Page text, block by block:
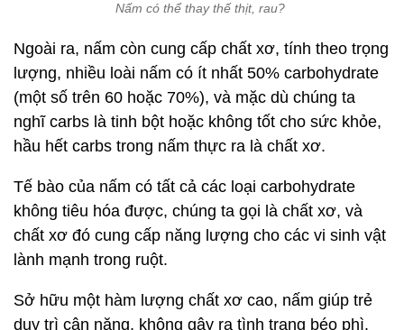
Nấm có thể thay thế thịt, rau?
Ngoài ra, nấm còn cung cấp chất xơ, tính theo trọng
lượng, nhiều loài nấm có ít nhất 50% carbohydrate
(một số trên 60 hoặc 70%), và mặc dù chúng ta
nghĩ carbs là tinh bột hoặc không tốt cho sức khỏe,
hầu hết carbs trong nấm thực ra là chất xơ.
Tế bào của nấm có tất cả các loại carbohydrate
không tiêu hóa được, chúng ta gọi là chất xơ, và
chất xơ đó cung cấp năng lượng cho các vi sinh vật
lành mạnh trong ruột.
Sở hữu một hàm lượng chất xơ cao, nấm giúp trẻ
duy trì cân nặng, không gây ra tình trạng béo phì.